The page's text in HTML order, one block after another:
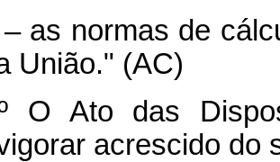
as normas de
União." (AC)
O Ato das
acrescido do